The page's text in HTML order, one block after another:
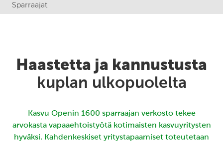
Sparraajat
Haastetta ja kannustusta
kuplan ulkopuolelta
Kasvu Openin 1600 sparraajan verkosto tekee
arvokasta vapaaehtoistyötä kotimaisten kasvuyritysten
hyväksi. Kahdenkeskiset yritystapaamiset toteutetaan